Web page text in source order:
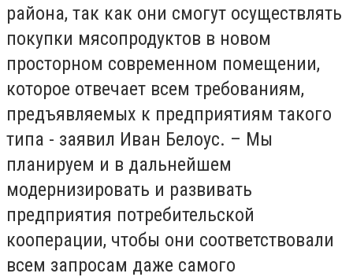
района, так как они смогут осуществлять
покупки мясопродуктов в новом
просторном современном помещении,
которое отвечает всем требованиям,
предъявляемых к предприятиям такого
типа - заявил Иван Белоус. – Мы
планируем и в дальнейшем
модернизировать и развивать
предприятия потребительской
кооперации, чтобы они соответствовали
всем запросам даже самого